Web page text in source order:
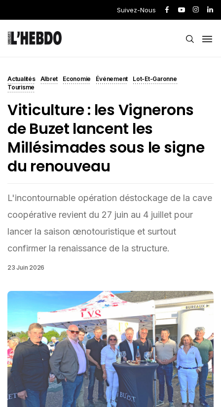
Suivez-Nous
Actualités Albret Economie Événement
Lot-Et-Garonne
Tourisme
Viticulture : les Vignerons
de Buzet lancent les
Millésimades sous le signe
du renouveau
L'incontournable opération déstockage de la cave
coopérative revient du 27 juin au 4 juillet pour
lancer la saison œnotouristique et surtout
confirmer la renaissance de la structure.
23 Juin 2026